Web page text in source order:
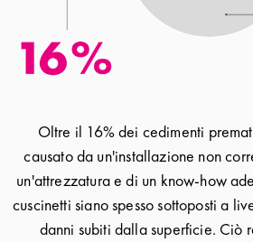
Oltre il 16% dei cedimenti
causato da un'installazione non
un'attrezzatura e di un know-how
cuscinetti siano spesso sottoposti a
danni subiti dalla superficie. Ciò